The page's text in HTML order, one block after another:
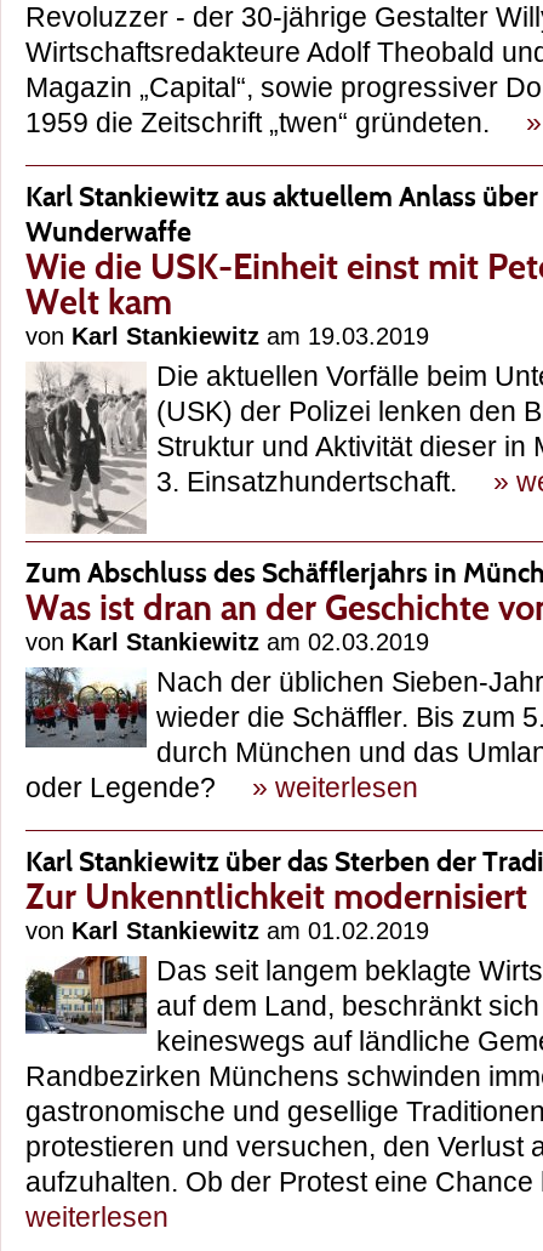
Revoluzzer - der 30-jährige Gestalter
Wirtschaftsredakteure Adolf Theobald
Magazin „Capital“, sowie progressiver
1959 die Zeitschrift „twen“ gründeten.
Karl Stankiewitz aus aktuellem Anlass
Wunderwaffe
Wie die USK-Einheit einst mit
Welt kam
von Karl Stankiewitz am 19.03.2019
Die aktuellen Vorfälle beim
(USK) der Polizei lenken den
Struktur und Aktivität dieser in
3. Einsatzhundertschaft. »
Zum Abschluss des Schäfflerjahrs in
Was ist dran an der Geschichte
von Karl Stankiewitz am 02.03.2019
Nach der üblichen Sieben-
wieder die Schäffler. Bis zum
durch München und das
oder Legende? » weiterlesen
Karl Stankiewitz über das Sterben der
Zur Unkenntlichkeit modernisiert
von Karl Stankiewitz am 01.02.2019
Das seit langem beklagte
auf dem Land, beschränkt
keineswegs auf ländliche
Randbezirken Münchens schwinden
gastronomische und gesellige
protestieren und versuchen, den Verlust
aufzuhalten. Ob der Protest eine
weiterlesen